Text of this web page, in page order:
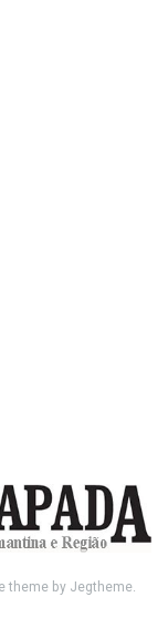
theme by Jegtheme.